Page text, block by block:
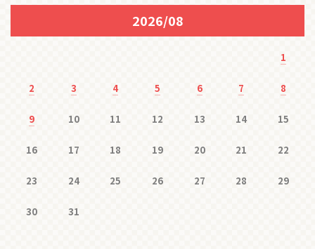
2026/08
1
2 3 4 5 6 7 8
9 10 11 12 13 14 15
16 17 18 19 20 21 22
23 24 25 26 27 28 29
30 31